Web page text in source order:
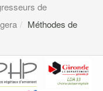
de
Méthodes de